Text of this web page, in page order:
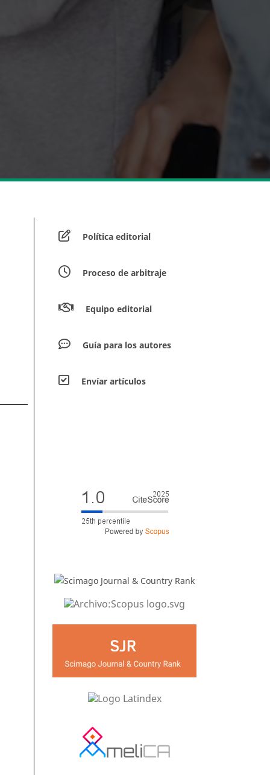
Política editorial
Proceso de arbitraje
Equipo editorial
Guía para los autores
Envíar artículos